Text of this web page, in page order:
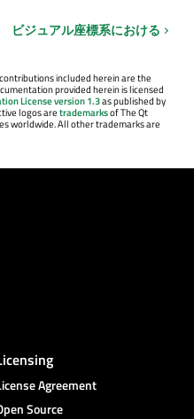
ビジュアル座標系における
included herein are the
provided herein is licensed
License version 1.3as published by
logos aretrademarksof The Qt
worldwide. All other trademarks are
Agreement
Source